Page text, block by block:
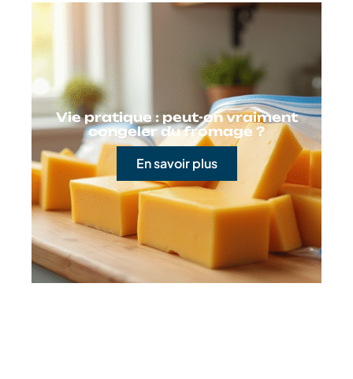
Vie pratique : peut-on vraiment
congeler du fromage ?
En savoir plus